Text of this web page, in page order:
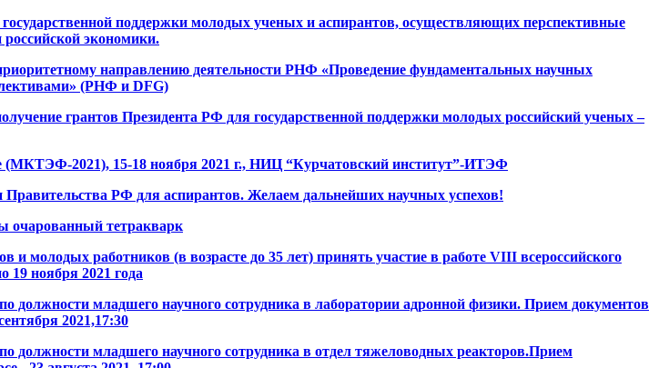
поддержки молодых ученых и аспирантов, осуществляющих перспективные
экономики.
направлению деятельности РНФ «Проведение фундаментальных научных
(РНФ и DFG)
грантов Президента РФ для государственной поддержки молодых российский ученых –
(МКТЭФ-2021), 15-18 ноября 2021 г., НИЦ “Курчатовский институт”-ИТЭФ
РФ для аспирантов. Желаем дальнейших научных успехов!
очарованный тетракварк
молодых работников (в возрасте до 35 лет) принять участие в работе VIII всероссийского
19 ноября 2021 года
младшего научного сотрудника в лаборатории адронной физики. Прием документов
2021,17:30
младшего научного сотрудника в отдел тяжеловодных реакторов.Прием